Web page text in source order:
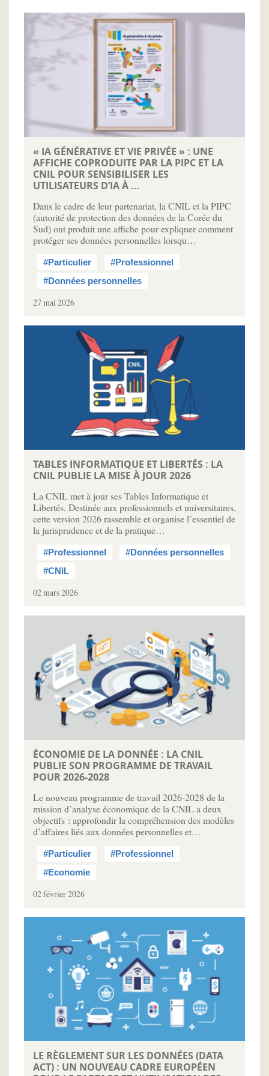
« IA GÉNÉRATIVE ET VIE PRIVÉE » : UNE
AFFICHE COPRODUITE PAR LA PIPC ET LA
CNIL POUR SENSIBILISER LES
UTILISATEURS D’IA À ...
Dans le cadre de leur partenariat, la CNIL et la PIPC
(autorité de protection des données de la Corée du
Sud) ont produit une affiche pour expliquer comment
protéger ses données personnelles lorsqu…
#Particulier
#Professionnel
#Données personnelles
27 mai 2026
TABLES INFORMATIQUE ET LIBERTÉS : LA
CNIL PUBLIE LA MISE À JOUR 2026
La CNIL met à jour ses Tables Informatique et
Libertés. Destinée aux professionnels et universitaires,
cette version 2026 rassemble et organise l’essentiel de
la jurisprudence et de la pratique…
#Professionnel
#Données personnelles
#CNIL
02 mars 2026
ÉCONOMIE DE LA DONNÉE : LA CNIL
PUBLIE SON PROGRAMME DE TRAVAIL
POUR 2026-2028
Le nouveau programme de travail 2026-2028 de la
mission d’analyse économique de la CNIL a deux
objectifs : approfondir la compréhension des modèles
d’affaires liés aux données personnelles et…
#Particulier
#Professionnel
#Economie
02 février 2026
LE RÈGLEMENT SUR LES DONNÉES (DATA
ACT) : UN NOUVEAU CADRE EUROPÉEN